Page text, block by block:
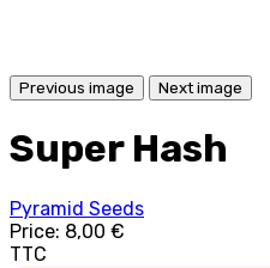
Previous image Next image
Super Hash
Pyramid Seeds
Price: 8,00 €
TTC